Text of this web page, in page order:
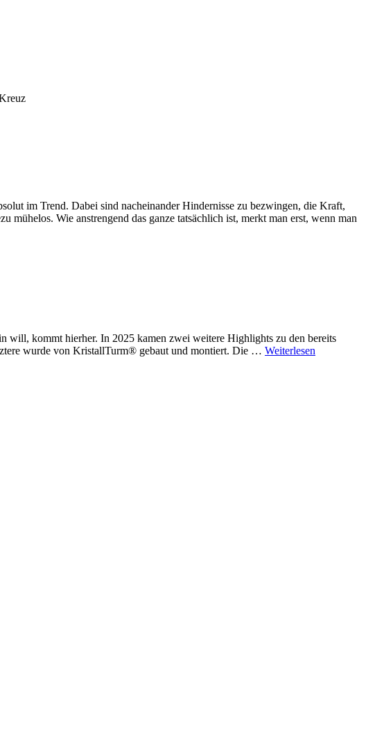
im Trend. Dabei sind nacheinander Hindernisse zu bezwingen, die Kraft,
Wie anstrengend das ganze tatsächlich ist, merkt man erst, wenn man
kommt hierher. In 2025 kamen zwei weitere Highlights zu den bereits
wurde von KristallTurm® gebaut und montiert. Die … Weiterlesen